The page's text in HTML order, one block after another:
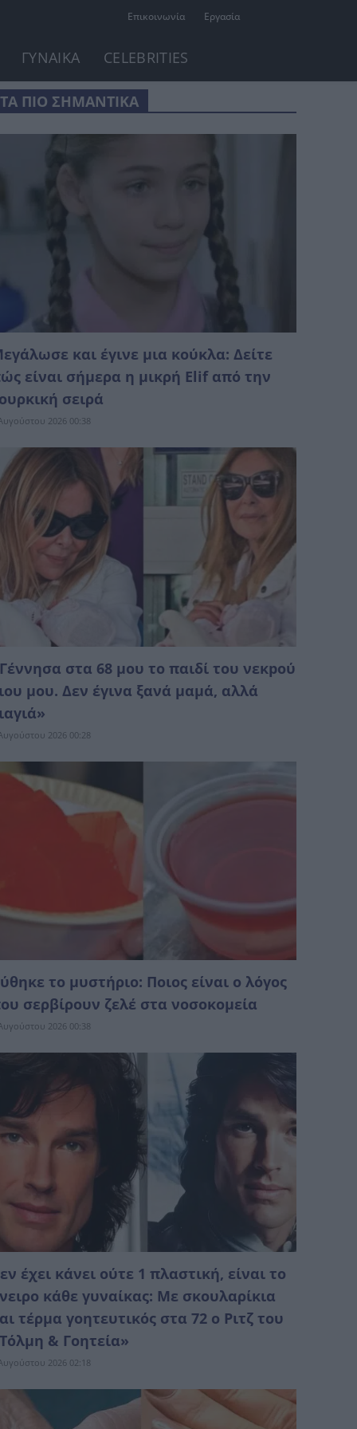
Επικοινωνία Εργασία
ΓΥΝΑΙΚΑ CELEBRITIES
ΤΑ ΠΙΟ ΣΗΜΑΝΤΙΚΑ
και έγινε μια κούκλα: Δείτε
είναι σήμερα η μικρή Elif από την
σειρά
2026 00:38
στα 68 μου το παιδί του νεκpού
μου. Δεν έγινα ξανά μαμά, αλλά
2026 00:28
το μυστήριο: Ποιος είναι ο λόγος
σερβίρουν ζελέ στα νοσοκομεία
2026 00:38
έχει κάνει ούτε 1 πλαστική, είναι το
κάθε γυναίκας: Με σκουλαρίκια
τέρμα γοητευτικός στα 72 ο Ριτζ του
& Γοητεία»
2026 02:18